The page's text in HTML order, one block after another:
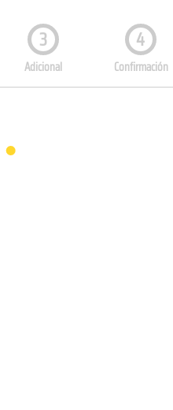
3
Adicional
4
Confirmación